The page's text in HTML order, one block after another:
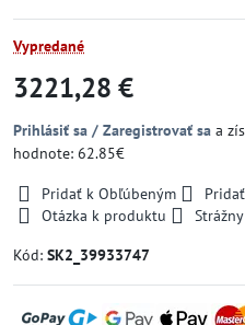
Vypredané
3221,28 €
Prihlásiť sa / Zaregistrovať sa a
hodnote: 62.85€
Pridať k Obľúbeným
Otázka k produktu
Kód: SK2_39933747